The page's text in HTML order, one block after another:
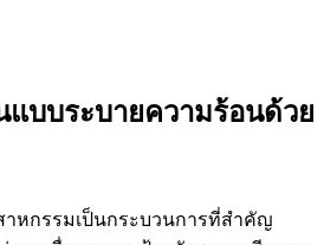
แบบระบายความร้อนด้วย
าหกรรมเป็นกระบวนการที่สำคัญ